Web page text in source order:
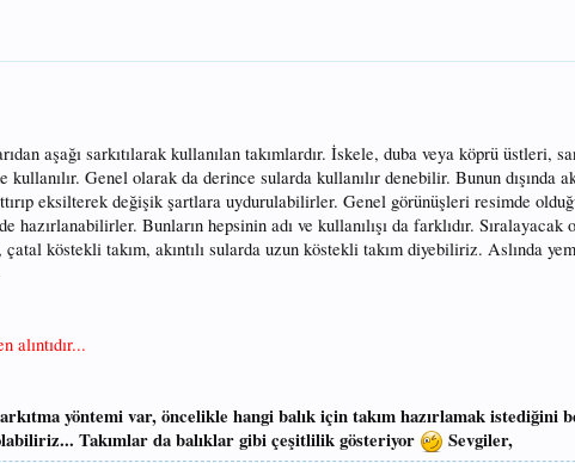
aşağı sarkıtılarak kullanılan takımlardır. İskele, duba veya köprü üstleri,
Genel olarak da derince sularda kullanılır denebilir. Bunun dışında
eksilterek değişik şartlara uydurulabilirler. Genel görünüşleri resimde
hazırlanabilirler. Bunların hepsinin adı ve kullanılışı da farklıdır. Sıralayacak
köstekli takım, akıntılı sularda uzun köstekli takım diyebiliriz. Aslında
alıntıdır...
yöntemi var, öncelikle hangi balık için takım hazırlamak istediğini
Takımlar da balıklar gibi çeşitlilik gösteriyor
Sevgiler,